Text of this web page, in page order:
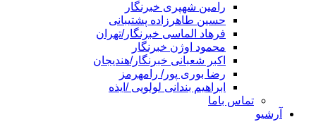
رامین شهپری خبرنگار
حسین طاهرزاده پشتیبانی
فرهاد الماسی خبرنگار/تهران
محمود اوژن خبرنگار
اکبر شعبانی خبرنگار/هندیجان
رضا بوری پور/ رامهرمز
ابراهیم بندانی لولویی /ایذه
تماس باما
آرشیو